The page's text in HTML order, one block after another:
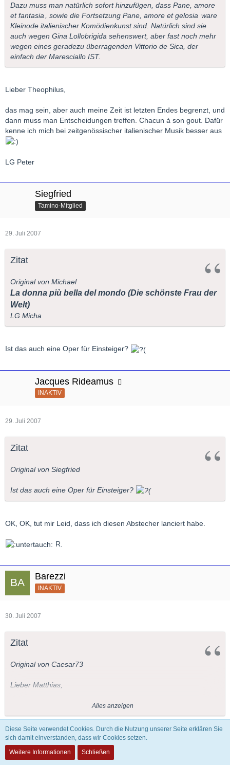
Dazu muss man natürlich sofort hinzufügen, dass Pane, amore
et fantasia
, sowie die Fortsetzung Pane, amore et gelosia ware
Kleinode italienischer Komödienkunst sind. Natürlich sind sie
auch wegen Gina Lollobrigida sehenswert, aber fast noch mehr
wegen eines geradezu überragenden Vittorio de Sica, der
einfach der Maresciallo IST.
Lieber Theophilus,
das mag sein, aber auch meine Zeit ist letzten Endes begrenzt, und
dann muss man Entscheidungen treffen. Chacun à son gout. Dafür
kenne ich mich bei zeitgenössischer italienischer Musik besser aus
LG Peter
Siegfried
Tamino-Mitglied
29. Juli 2007
Zitat
Original von Michael
La donna più bella del mondo (Die schönste Frau der
Welt)
LG Micha
Ist das auch eine Oper für Einsteiger?
Jacques Rideamus
INAKTIV
29. Juli 2007
Zitat
Original von Siegfried
Ist das auch eine Oper für Einsteiger?
OK, OK, tut mir Leid, dass ich diesen Abstecher lanciert habe.
R.
Barezzi
INAKTIV
30. Juli 2007
Zitat
Original von Caesar73
Lieber Matthias,
wir haben über die Frage ja schon mal an anderer Stelle
disputiert- wenn ich mich nicht irre
Aber haben Coreneille und Racine nicht ähnlich akribisch an
ihren Werken gearbeitet? Man mag Strauss mögen oder nicht,
aber die Libretti die Hofmansthal ihm geliefert hat- sind von
Alles anzeigen
Werter Kollege,
wenn Du wüsstest, was der im kommenden Schuljahr auch
Diese Seite verwendet Cookies. Durch die Nutzung unserer Seite erklären Sie
sich damit einverstanden, dass wir Cookies setzen.
Weitere Informationen
Schließen